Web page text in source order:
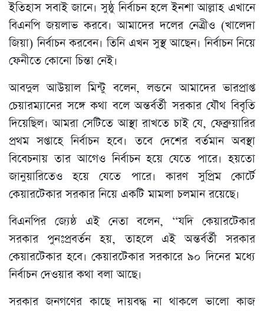
ইতিহাস সবাই জানে। সুষ্ঠু নির্বাচন হলে ইনশা আল্লাহ এখানে
বিএনপি জয়লাভ করবে। আমাদের দলের নেত্রীও (খালেদা
জিয়া) নির্বাচন করবেন। তিনি এখন সুস্থ আছেন। নির্বাচন নিয়ে
ফেনীতে কোনো চিন্তা নেই।
আবদুল আউয়াল মিন্টু বলেন, লন্ডনে আমাদের ভারপ্রাপ্ত
চেয়ারম্যানের সঙ্গে কথা বলে অন্তর্বর্তী সরকার যৌথ বিবৃতি
দিয়েছিল। আমরা সেটিতে আস্থা রাখতে চাই যে, ফেব্রুয়ারির
প্রথম সপ্তাহে নির্বাচন হবে। তবে দেশের বর্তমান অবস্থা
বিবেচনায় তার আগেও নির্বাচন হয়ে যেতে পারে। হয়তো
জানুয়ারিতেও হয়ে যেতে পারে। কারণ সুপ্রিম কোর্টে
কেয়ারটেকার সরকার নিয়ে একটি মামলা চলমান রয়েছে।
বিএনপির জ্যেষ্ঠ এই নেতা বলেন, ‘‘যদি কেয়ারটেকার
সরকার পুনঃপ্রবর্তন হয়, তাহলে এই অন্তর্বর্তী সরকার
কেয়ারটেকার হবে। কেয়ারটেকার সরকারে ৯০ দিনের মধ্যে
নির্বাচন দেওয়ার কথা বলা আছে।
সরকার জনগণের কাছে দায়বদ্ধ না থাকলে ভালো কাজ